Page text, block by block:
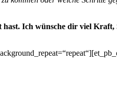
hast. Ich wünsche dir viel